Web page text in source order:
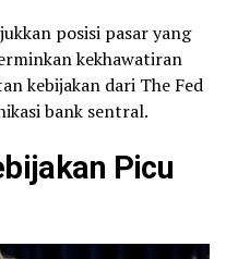
posisi pasar yang
kekhawatiran
kebijakan dari The Fed
bank sentral.
Picu